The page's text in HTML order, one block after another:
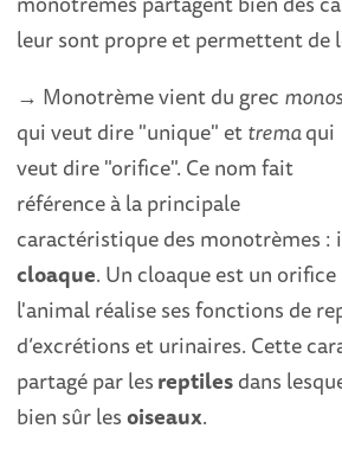
leur sont propre et permettent de
→ Monotrème vient du grec monos
qui veut dire "unique" ettremaqui
veut dire "orifice". Ce nom fait
référence à la principale
caractéristique des monotrèmes :
cloaque. Un cloaque est un
l'animal réalise ses fonctions de
d’excrétions et urinaires. Cette
partagé par lesreptilesdans
bien sûr lesoiseaux.